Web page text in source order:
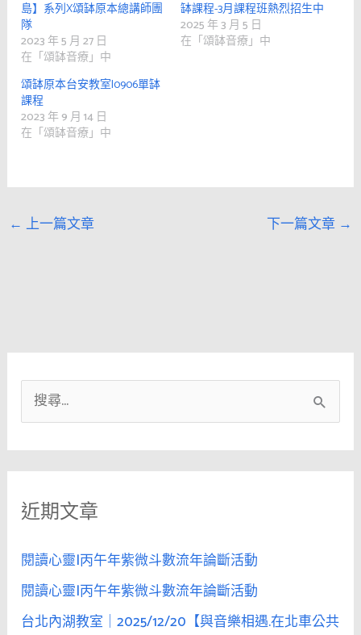
島】系列X頌缽原本總講師團
隊
2023 年 5 月 27 日
在「頌缽音療」中
缽課程-3月課程班熱烈招生中
2025 年 3 月 5 日
在「頌缽音療」中
頌缽原本台安教室|0906單缽
課程
2023 年 9 月 14 日
在「頌缽音療」中
← 上一篇文章 下一篇文章 →
尋
關
字
近期文章
閱讀心靈|丙午年紫微斗數流年論斷活動
閱讀心靈|丙午年紫微斗數流年論斷活動
台北內湖教室｜2025/12/20【與音樂相遇.在北車公共